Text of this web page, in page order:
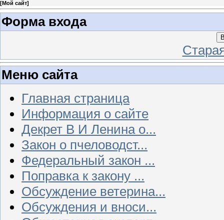
[Мой сайт]
Форма входа
Меню сайта
Главная страница
Информация о сайте
Декрет В И Ленина о...
Закон о пчеловодст...
Федеральный закон ...
Поправка к закону ...
Обсуждение ветерина...
Обсуждения и вноси...